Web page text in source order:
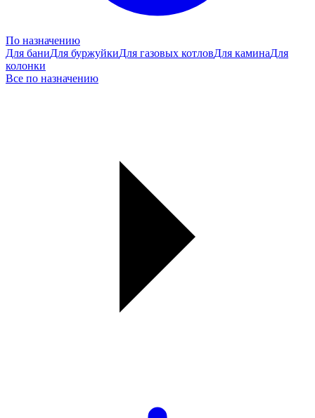
По назначению
Для баниДля буржуйкиДля газовых котловДля каминаДля
колонки
Все по назначению